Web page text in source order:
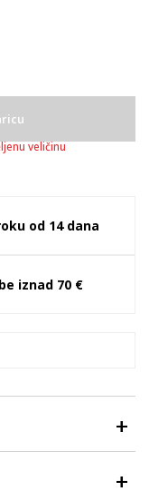
veličinu
od 14 dana
iznad 70 €